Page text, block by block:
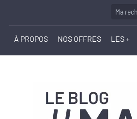
À PROPOS NOS OFFRES LES +